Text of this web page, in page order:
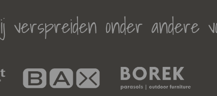
verspreiden onder andere